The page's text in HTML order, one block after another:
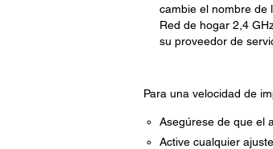
cambie el nombre de
Red de hogar 2,4
su proveedor de
Para una velocidad de
Asegúrese de que el
Active cualquier